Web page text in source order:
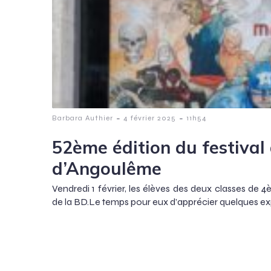
Barbara Authier - 4 février 2025 - 11h54
52ème édition du festival
d’Angoulême
Vendredi 1 février, les élèves des deux classes de
de la BD.Le temps pour eux d’apprécier quelques